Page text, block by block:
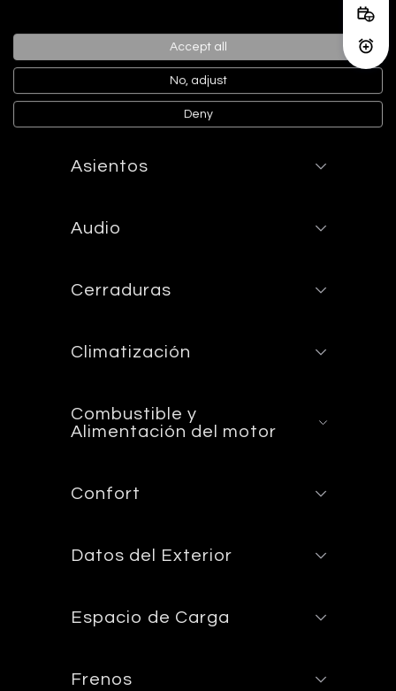
Acabados de lujo:
Asientos
Audio
Cerraduras
Climatización
Combustible y
Alimentación del motor
Confort
Datos del Exterior
Espacio de Carga
Frenos
Accept all
No, adjust
Deny